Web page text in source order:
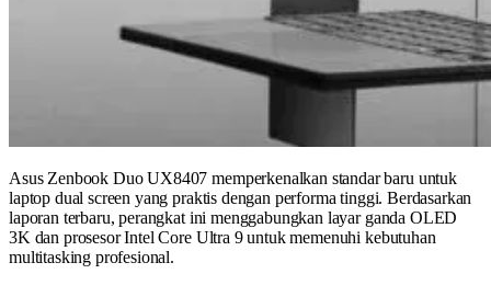
Asus Zenbook Duo UX8407 memperkenalkan standar baru untuk
laptop dual screen yang praktis dengan performa tinggi. Berdasarkan
laporan terbaru, perangkat ini menggabungkan layar ganda OLED
3K dan prosesor Intel Core Ultra 9 untuk memenuhi kebutuhan
multitasking profesional.